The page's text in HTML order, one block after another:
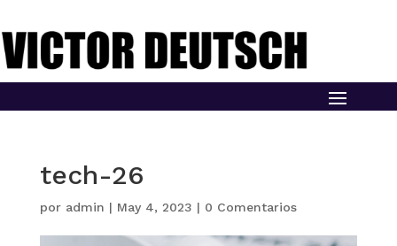
tech-26
por admin | May 4, 2023 | 0 Comentarios